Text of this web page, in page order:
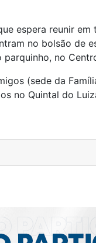
espera reunir
no bolsão de
parquinho, no
(sede da
no Quintal do